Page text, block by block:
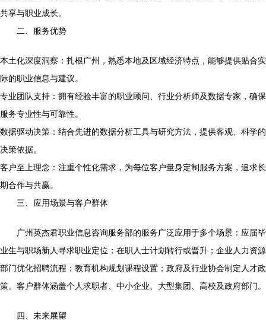
共享与职业成长。
二、服务优势
本土化深度洞察：扎根广州，熟悉本地及区域经济特点，能够提供贴合实
际的职业信息与建议。
专业团队支持：拥有经验丰富的职业顾问、行业分析师及数据专家，确保
服务专业性与可靠性。
数据驱动决策：结合先进的数据分析工具与研究方法，提供客观、科学的
决策依据。
客户至上理念：注重个性化需求，为每位客户量身定制服务方案，追求长
期合作与共赢。
三、应用场景与客户群体
广州英杰君职业信息咨询服务部的服务广泛应用于多个场景：应届毕
业生与职场新人寻求职业定位；在职人士计划转行或晋升；企业人力资源
部门优化招聘流程；教育机构规划课程设置；政府及行业协会制定人才政
策。客户群体涵盖个人求职者、中小企业、大型集团、高校及政府部门。
四、未来展望